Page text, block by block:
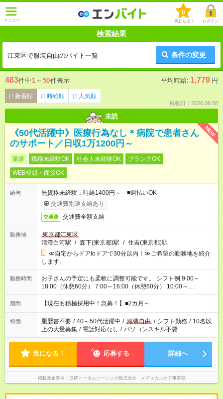
メニュー
0
気になる！ ログイン
検索結果
江東区で服装自由のバイト一覧 条件の変更
483件中1 ～ 50件表示 平均時給: 1,779 円
新着順 時給順 人気順
掲載日：2026.08.08
未読
NEW
《50代活躍中》医療行為なし＊病院で患者さん
のサポート／日収1万1200円～
派遣 職種未経験OK 社会人未経験OK
ブランクOK
WEB登録・面接OK
給与
無資格未経験：時給1400円～ ■週払いOK
交通費別途支給あり
交通費 交通費全額支給
勤務地
東京都江東区
清澄白河駅 / 森下(東京都)駅 / 住吉(東京都)駅
≪自宅からドアtoドアで30分以内！≫ご希望の勤務地を紹介
します。
勤務時間
お子さんの予定にも柔軟に調整可能です。 シフト例 9:00～
18:00（休憩60分） 7:00～16:00（休憩60分） 10:00～
19:00（休憩60分） ※Wワーク希望の方へ 今ご覧のお仕事で希
望する勤務時間と、もう1つのお仕事の勤務時間の合計が 週40
期間 【現在も積極採用中！急募！】■2カ月～
特徴 履歴書不要 / 40～50代活躍中 / 服装自由 / シフト勤務 / 10名以
上の大量募集 / 電話対応なし / パソコンスキル不要
気になる！ 応募する 詳細へ
掲載元企業名 日研トータルソーシング株式会社 メディカルケア事業部